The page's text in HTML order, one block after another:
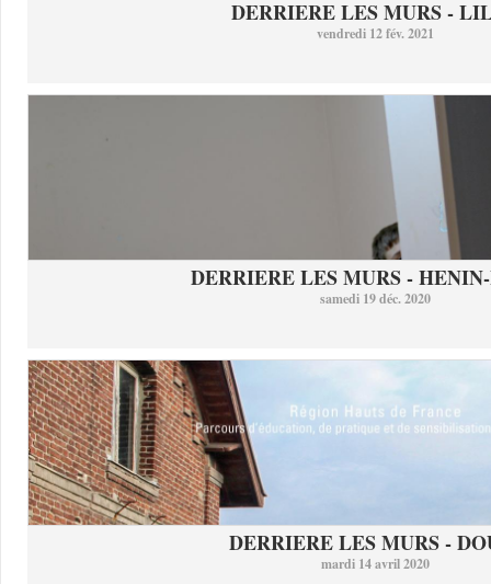
DERRIERE LES MURS -
vendredi 12 fév. 2021
DERRIERE LES MURS -
samedi 19 déc. 2020
DERRIERE LES MURS -
mardi 14 avril 2020